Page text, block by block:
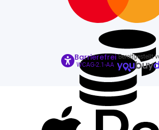
Barrierefrei
WCAG-2.1-AA
Bereitgestellt